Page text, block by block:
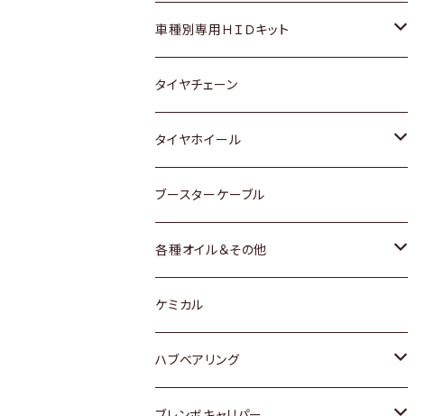
マツダ
三菱
スバル
レクサス
ダイハツ
マツダ
三菱
スバル
日産
いすゞ
ダイハツ
マツダ
三菱
スバル
スズキ
日産
ダイハツ
スバル
ホンダ
スズキ
日産
ダイハツ
マツダ
ホンダ
スズキ
日産
ダイハツ
マツダ
スバル
車種別専用ＨＩＤキット
トヨタ
マツダ
タイヤチェーン
タイヤホイール
トヨタ
ホンダ
スズキ
日産
ブースターケーブル
各種オイル＆その他
ディーデル洗浄添加剤
ケミカル
ハブベアリング